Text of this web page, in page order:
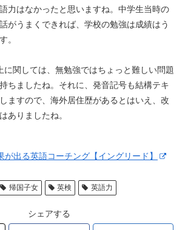
力はなかったと思いますね。中学生当時の
がうまくできれば、学校の勉強は成績はう
。
に関しては、無勉強ではちょっと難しい問題
ちましたね。それに、発音記号も結構テキ
ますので、海外居住歴があるとはいえ、改
ありましたね。
が出る英語コーチング【イングリード】
帰国子女 英検 英語力
シェアする